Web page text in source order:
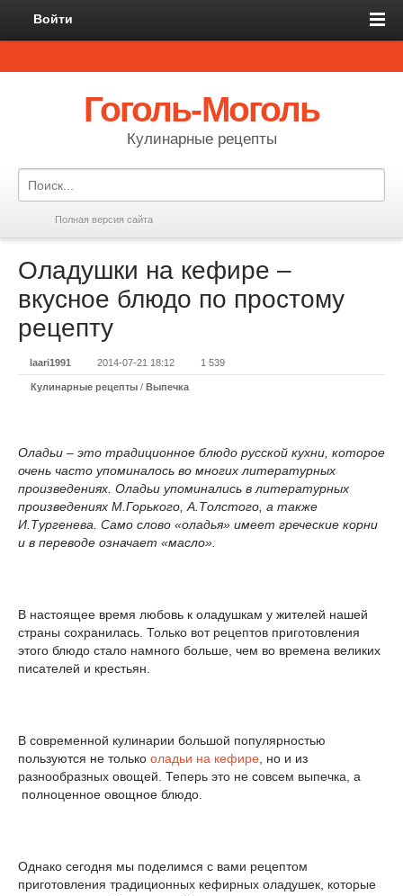
Войти
Гоголь-Моголь
Кулинарные рецепты
Полная версия сайта
Оладушки на кефире –
вкусное блюдо по простому
рецепту
laari1991 2014-07-21 18:12 1 539
Кулинарные рецепты / Выпечка
Оладьи – это традиционное блюдо русской кухни, которое
очень часто упоминалось во многих литературных
произведениях. Оладьи упоминались в литературных
произведениях М.Горького, А.Толстого, а также
И.Тургенева. Само слово «оладья» имеет греческие корни
и в переводе означает «масло».
В настоящее время любовь к оладушкам у жителей нашей
страны сохранилась. Только вот рецептов приготовления
этого блюдо стало намного больше, чем во времена великих
писателей и крестьян.
В современной кулинарии большой популярностью
пользуются не только оладьи на кефире , но и из
разнообразных овощей. Теперь это не совсем выпечка, а
полноценное овощное блюдо.
Однако сегодня мы поделимся с вами рецептом
приготовления традиционных кефирных оладушек, которые